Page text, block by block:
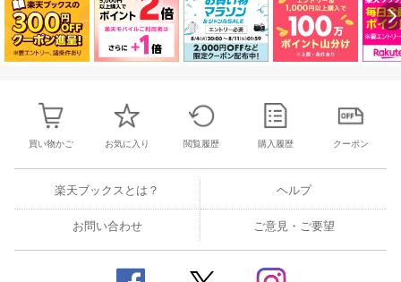
買い物かご お気に入り 閲覧履歴 購入履歴 クーポン
楽天ブックスとは？ ヘルプ
お問い合わせ ご意見・ご要望